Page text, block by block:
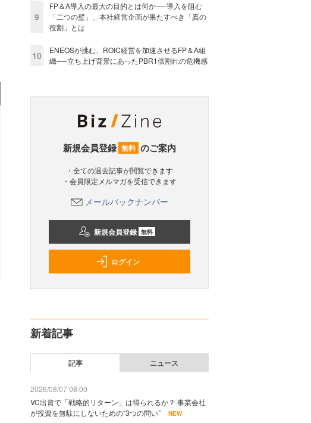
9
FP＆A導入の最大の目的とは何か──導入を阻む
「二つの壁」、本社経営企画が果たすべき「真の
役割」とは
10
ENEOSが挑む、ROIC経営を加速させるFP＆A組
織──立ち上げ背景にあったPBR1倍割れの危機感
新規会員登録 無料 のご案内
・全ての過去記事が閲覧できます
・会員限定メルマガを受信できます
メールバックナンバー
新規会員登録 無料
ログイン
新着記事
記事 ニュース
2026/08/07 08:00
VC出資で「戦略的リターン」は得られるか？ 事業会社
が投資を無駄にしないための“3つの問い”
NEW